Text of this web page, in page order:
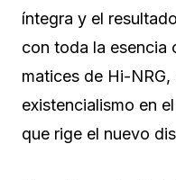
íntegra y el
con toda la esencia
matices de Hi-
existencialismo en
que rige el nuevo